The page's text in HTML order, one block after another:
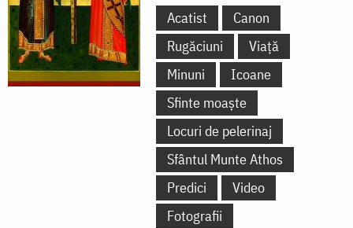
Acatist
Canon
Rugăciuni
Viață
Minuni
Icoane
Sfinte moaște
Locuri de pelerinaj
Sfântul Munte Athos
Predici
Video
Fotografii